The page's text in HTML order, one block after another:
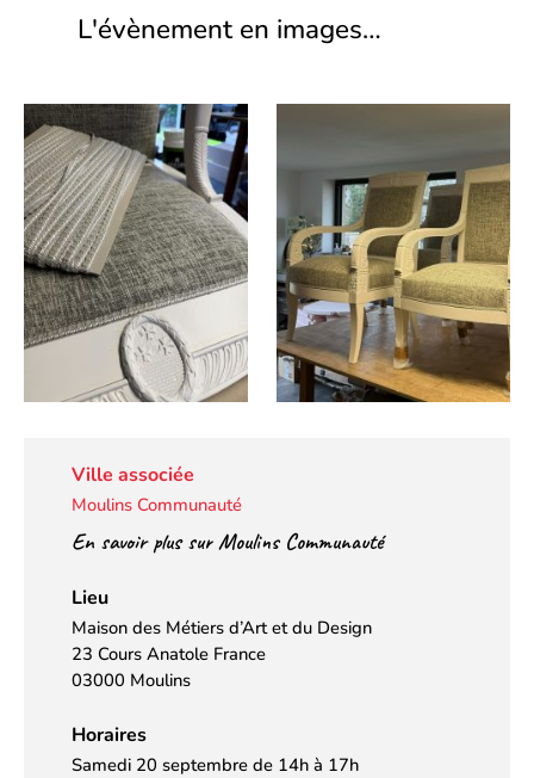
L'évènement en images…
Ville associée
Moulins Communauté
En savoir plus sur Moulins Communauté
Lieu
Maison des Métiers d’Art et du Design
23 Cours Anatole France
03000 Moulins
Horaires
Samedi 20 septembre de 14h à 17h